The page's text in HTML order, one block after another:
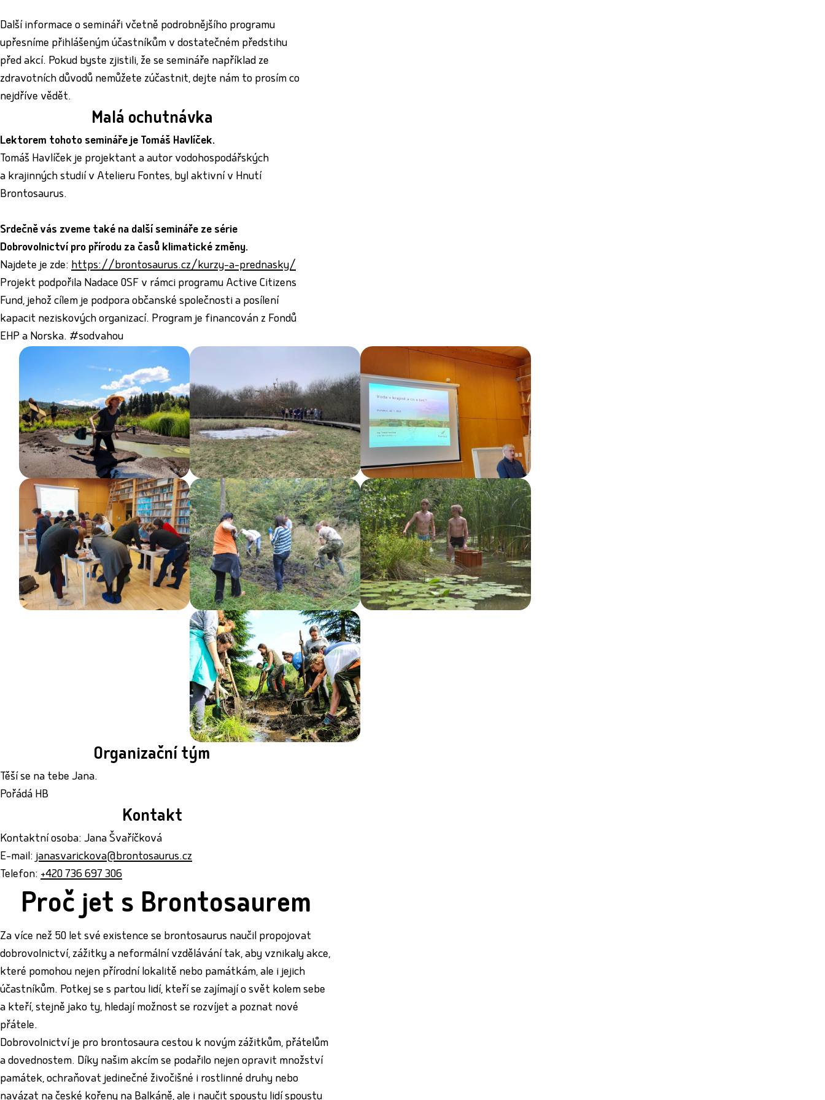
Další informace o semináři včetně podrobnějšího programu
upřesníme přihlášeným účastníkům v dostatečném předstihu
před akcí. Pokud byste zjistili, že se semináře například ze
zdravotních důvodů nemůžete zúčastnit, dejte nám to prosím co
nejdříve vědět.
Malá ochutnávka
Lektorem tohoto semináře je Tomáš Havlíček.
Tomáš Havlíček je projektant a autor vodohospodářských
a krajinných studií v Atelieru Fontes, byl aktivní v Hnutí
Brontosaurus.
Srdečně vás zveme také na další semináře ze série
Dobrovolnictví pro přírodu za časů klimatické změny.
Najdete je zde: https://brontosaurus.cz/kurzy-a-prednasky/
Projekt podpořila Nadace OSF v rámci programu Active Citizens
Fund, jehož cílem je podpora občanské společnosti a posílení
kapacit neziskových organizací. Program je financován z Fondů
EHP a Norska. #sodvahou
Organizační tým
Těší se na tebe Jana.
Pořádá HB
Kontakt
Kontaktní osoba: Jana Švaříčková
E-mail:janasvarickova@brontosaurus.cz
Telefon: +420 736 697 306
Proč jet s Brontosaurem
Za více než 50 let své existence se brontosaurus naučil propojovat
dobrovolnictví, zážitky a neformální vzdělávání tak, aby vznikaly akce,
které pomohou nejen přírodní lokalitě nebo památkám, ale i jejich
účastníkům. Potkej se s partou lidí, kteří se zajímají o svět kolem sebe
a kteří, stejně jako ty, hledají možnost se rozvíjet a poznat nové
přátele.
Dobrovolnictví je pro brontosaura cestou k novým zážitkům, přátelům
a dovednostem. Díky našim akcím se podařilo nejen opravit množství
památek, ochraňovat jedinečné živočišné i rostlinné druhy nebo